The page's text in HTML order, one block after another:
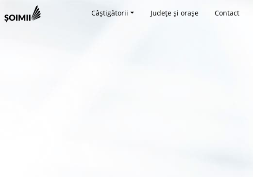
Câștigătorii Județe și orașe Contact